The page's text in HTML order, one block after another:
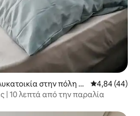
στην πόλη Μ
Μέση
4,84 (44)
| 10 λεπτά από την παραλία